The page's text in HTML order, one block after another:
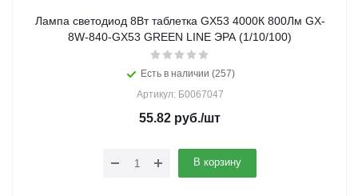
Лампа светодиод 8Вт таблетка GX53 4000К 800Лм GX-
8W-840-GX53 GREEN LINE ЭРА (1/10/100)
Есть в наличии (257)
Артикул: Б0067047
55.82 руб./шт
В корзину